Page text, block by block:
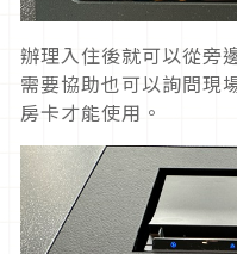
辦理入住後就可以從旁
需要協助也可以詢問現
房卡才能使用。